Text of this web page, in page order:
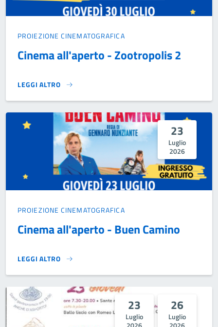
PROIEZIONE CINEMATOGRAFICA
Cinema all'aperto - Zootropolis 2
LEGGI ALTRO
CINEMA ALL'APERTO - ZOOTROPOLIS 2}
23
Luglio
2026
PROIEZIONE CINEMATOGRAFICA
Cinema all'aperto - Buen Camino
LEGGI ALTRO
CINEMA ALL'APERTO - BUEN CAMINO}
23
Luglio
26
Luglio